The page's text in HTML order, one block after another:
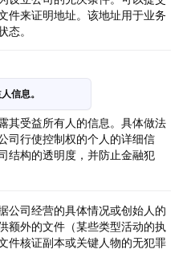
件来证明地址。该地址用于业务
态。
信息。
其受益所有人的信息。具体做法
司行使控制权的个人的详细信
结构的透明度，并防止金融犯
公司经营的具体情况或创始人的
额外的文件（某些类型活动的执
件核证副本或关键人物的无犯罪